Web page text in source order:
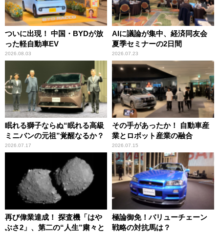
ついに出現！ 中国・BYDが放
った軽自動車EV
2026.08.03
AIに議論が集中、経済同友会
夏季セミナーの2日間
2026.07.23
眠れる獅子ならぬ“眠れる高級
ミニバンの元祖”覚醒なるか？
2026.07.17
その手があったか！ 自動車産
業とロボット産業の融合
2026.07.15
再び偉業達成！ 探査機「はや
ぶさ2」、第二の“人生”粛々と
極論御免！バリューチェーン
戦略の対抗馬は？